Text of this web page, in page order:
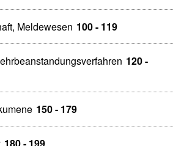
Meldewesen 100 - 119
120 -
150 - 179